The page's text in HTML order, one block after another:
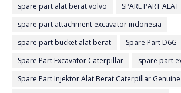
spare part alat berat volvo
SPARE PART
spare part attachment excavator indonesia
spare part bucket alat berat
Spare Part D6G
Spare Part Excavator Caterpillar
spare part
Spare Part Injektor Alat Berat Caterpillar Genuine